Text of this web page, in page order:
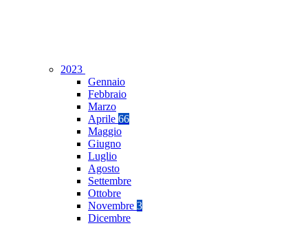
2023
Gennaio
Febbraio
Marzo
Aprile 66
Maggio
Giugno
Luglio
Agosto
Settembre
Ottobre
Novembre 3
Dicembre